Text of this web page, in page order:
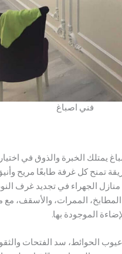
فني اصباغ
يمتلك الخبرة والذوق في اختيار
تمنح كل غرفة طابعًا مريح
الجهراء في تجديد غرف
الممرات، والأسقف، مع
الموجودة بها.
عيوب الحوائط، سد الفتحات